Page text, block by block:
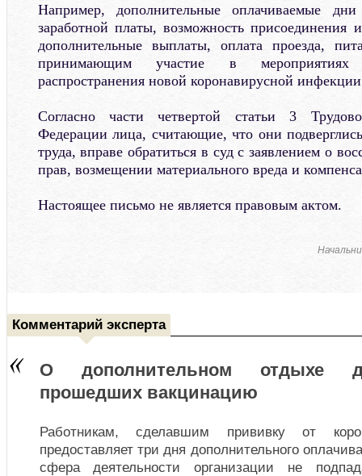
Например, дополнительные оплачиваемые
заработной платы, возможность присоединения
дополнительные выплаты, оплата проезда,
принимающим участие в
распространения новой коронавирусной
Согласно части четвертой статьи 3
Федерации лица, считающие, что они
труда, вправе обратиться в суд с заявлением о
прав, возмещении материального вреда и
Настоящее письмо не является правовым актом.
Комментарий эксперта
О дополнительном отдыхе
прошедших вакцинацию
Работникам, сделавшим прививку от
предоставляет три дня дополнительного
сфера деятельности организации не